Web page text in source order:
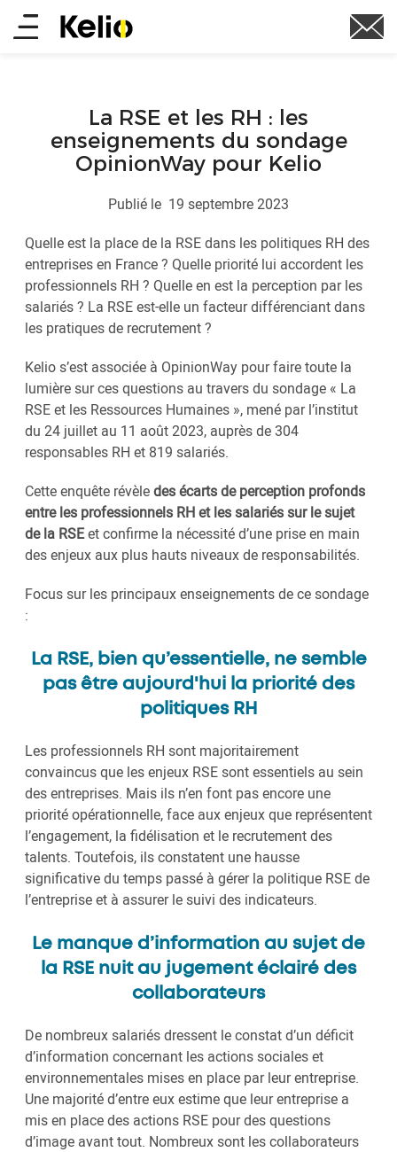
Aller
auMain
La RSE et les RH : les
enseignements du sondage
OpinionWay pour Kelio
Publié le 19 septembre 2023
Quelle est la place de la RSE dans les politiques RH des
entreprises en France ? Quelle priorité lui accordent les
professionnels RH ? Quelle en est la perception par les
salariés ? La RSE est-elle un facteur différenciant dans
les pratiques de recrutement ?
Kelio s’est associée à OpinionWay pour faire toute la
lumière sur ces questions au travers du sondage « La
RSE et les Ressources Humaines », mené par l’institut
du 24 juillet au 11 août 2023, auprès de 304
responsables RH et 819 salariés.
Cette enquête révèledes écarts de perception profonds
entre les professionnels RH et les salariés sur le sujet
de la RSEet confirme la nécessité d’une prise en main
des enjeux aux plus hauts niveaux de responsabilités.
Focus sur les principaux enseignements de ce sondage
:
La RSE, bien qu’essentielle, ne semble
pas être aujourd'hui la priorité des
politiques RH
Les professionnels RH sont majoritairement
convaincus que les enjeux RSE sont essentiels au sein
des entreprises. Mais ils n’en font pas encore une
priorité opérationnelle, face aux enjeux que représentent
l’engagement, la fidélisation et le recrutement des
talents. Toutefois, ils constatent une hausse
significative du temps passé à gérer la politique RSE de
l’entreprise et à assurer le suivi des indicateurs.
Le manque d’information au sujet de
la RSE nuit au jugement éclairé des
collaborateurs
De nombreux salariés dressent le constat d’un déficit
d’information concernant les actions sociales et
environnementales mises en place par leur entreprise.
Une majorité d’entre eux estime que leur entreprise a
mis en place des actions RSE pour des questions
d’image avant tout. Nombreux sont les collaborateurs